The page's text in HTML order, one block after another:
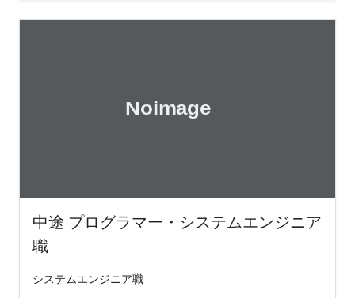
中途 プログラマー・システムエンジニア
職
システムエンジニア職